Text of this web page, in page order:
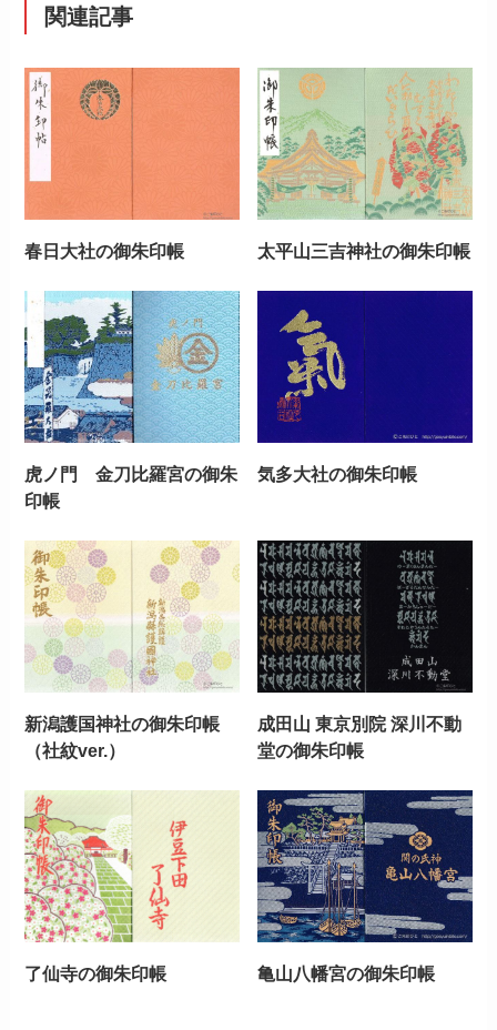
関連記事
春日大社の御朱印帳 太平山三吉神社の御朱印帳
虎ノ門 金刀比羅宮の御朱
印帳
気多大社の御朱印帳
新潟護国神社の御朱印帳
（社紋ver.）
成田山 東京別院 深川不動
堂の御朱印帳
了仙寺の御朱印帳 亀山八幡宮の御朱印帳